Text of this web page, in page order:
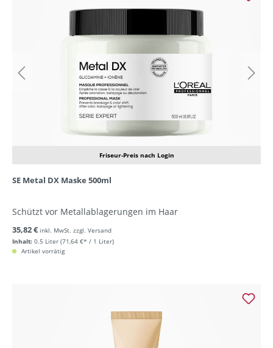
Friseur-Preis nach Login
SE Metal DX Maske 500ml
Schützt vor Metallablagerungen im Haar
Inhalt: 0.5 Liter (71,64 €* / 1 Liter)
35,82 € inkl. MwSt. zzgl. Versand
Artikel vorrätig